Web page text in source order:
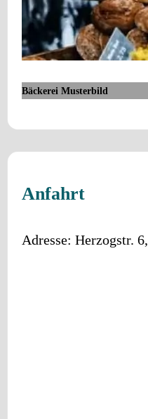
Bäckerei Musterbild
Anfahrt
Adresse: Herzogstr. 6,